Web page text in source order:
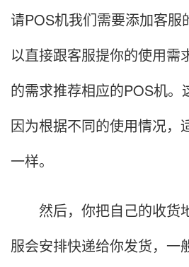
请POS机我们需要添加客服
以直接跟客服提你的使用需
的需求推荐相应的POS机。
因为根据不同的使用情况，
一样。
然后，你把自己的收货
服会安排快递给你发货，一